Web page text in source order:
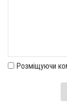
Розміщуючи